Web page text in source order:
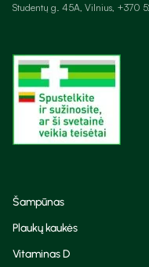
Studentų g. 45A, Vilnius, +370
Šampūnas
Plaukų kaukės
Vitaminas D